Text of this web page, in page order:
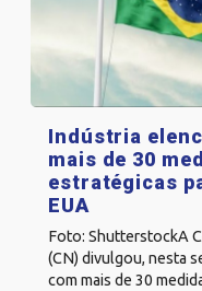
Indústria
mais de 30
estratégicas
EUA
Foto: ShutterstockA
(CN) divulgou, nesta
com mais de 30